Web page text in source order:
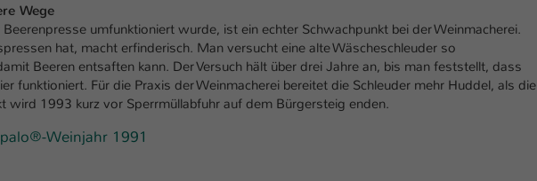
Wege
umfunktioniert wurde, ist ein echter Schwachpunkt bei der Weinmacherei.
hat, macht erfinderisch. Man versucht eine alte Wäscheschleuder so
Beeren entsaften kann. Der Versuch hält über drei Jahre an, bis man feststellt, dass
funktioniert. Für die Praxis der Weinmacherei bereitet die Schleuder mehr Huddel, als die
wird 1993 kurz vor Sperrmüllabfuhr auf dem Bürgersteig enden.
Weinjahr 1991